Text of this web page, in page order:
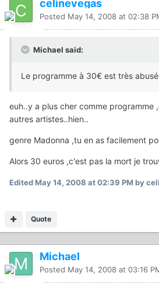
celinevegas
Posted May 14, 2008 at 02:38
Michael said:
Le programme à 30€ est très
euh..y a plus cher comme programme
autres artistes..hien..
genre Madonna ,tu en as facilement
Alors 30 euros ,c'est pas la mort je
EditedMay 14, 2008 at 02:39 PM by
Quote
Michael
Posted May 14, 2008 at 03:16